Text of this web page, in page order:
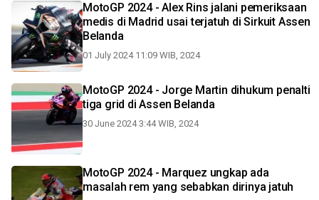
MotoGP 2024 - Alex Rins jalani pemeriksaan
medis di Madrid usai terjatuh di Sirkuit Assen
Belanda
01 July 2024 11:09 WIB, 2024
MotoGP 2024 - Jorge Martin dihukum penalti
tiga grid di Assen Belanda
30 June 2024 3:44 WIB, 2024
MotoGP 2024 - Marquez ungkap ada
masalah rem yang sebabkan dirinya jatuh